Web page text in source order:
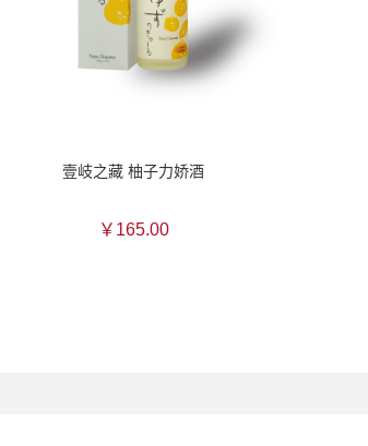
壹岐之藏 柚子力娇酒
￥165.00